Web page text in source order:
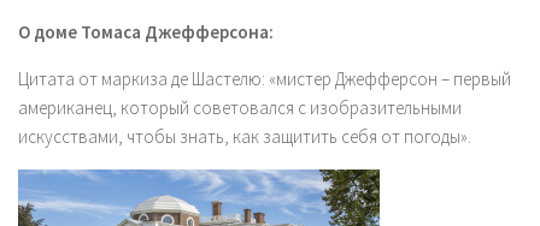
О доме Томаса Джефферсона:
Цитата от маркиза де Шастелю: «мистер Джефферсон – первый
американец, который советовался с изобразительными
искусствами, чтобы знать, как защитить себя от погоды».